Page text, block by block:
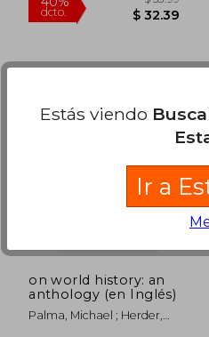
on world history: an
anthology (en Inglés)
Palma, Michael ; Herder,
Estás viendo
Ir a